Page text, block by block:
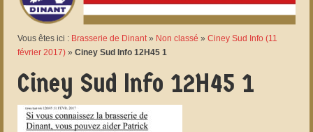
Vous êtes ici : Brasserie de Dinant» Non classé » Ciney Sud Info (11
février 2017) » Ciney Sud Info 12H45 1
Ciney Sud Info 12H45 1